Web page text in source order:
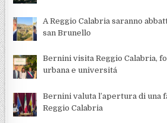
A Reggio Calabria saranno
san Brunello
Bernini visita Reggio Calabria,
urbana e universitá
Bernini valuta l’apertura di una
Reggio Calabria